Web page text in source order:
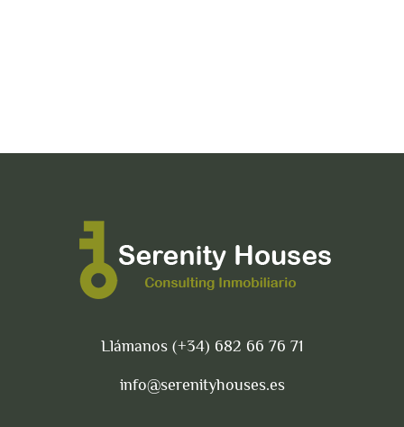
Llámanos (+34) 682 66 76 71
info@serenityhouses.es